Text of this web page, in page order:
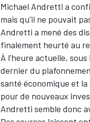
Michael Andretti a
mais qu'il ne pouvait
Andretti a mené des
finalement heurté au
À l'heure actuelle,
dernier du
santé économique et
pour de nouveaux
Andretti semble donc